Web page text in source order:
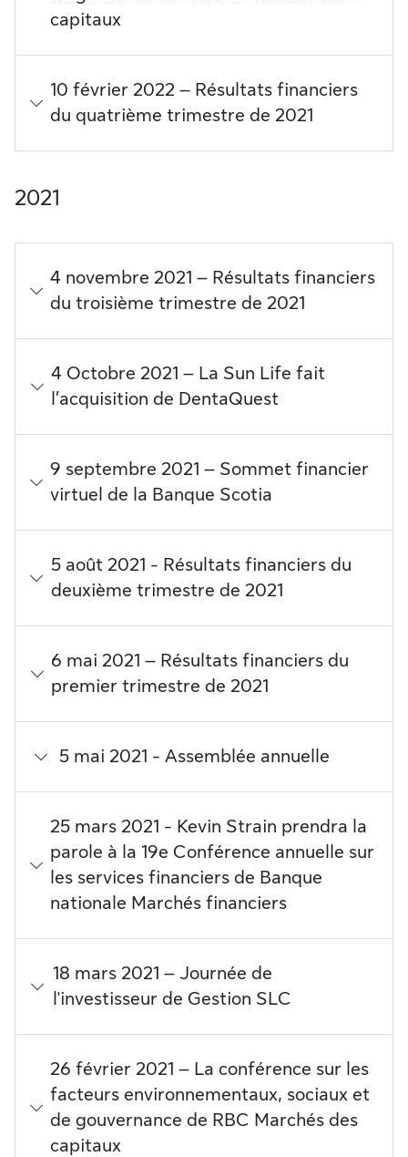
capitaux
10 février 2022 – Résultats financiers
du quatrième trimestre de 2021
2021
4 novembre 2021 – Résultats financiers
du troisième trimestre de 2021
4 Octobre 2021 – La Sun Life fait
l’acquisition de DentaQuest
9 septembre 2021 – Sommet financier
virtuel de la Banque Scotia
5 août 2021 - Résultats financiers du
deuxième trimestre de 2021
6 mai 2021 – Résultats financiers du
premier trimestre de 2021
5 mai 2021 - Assemblée annuelle
25 mars 2021 - Kevin Strain prendra la
parole à la 19e Conférence annuelle sur
les services financiers de Banque
nationale Marchés financiers
18 mars 2021 – Journée de
l'investisseur de Gestion SLC
26 février 2021 – La conférence sur les
facteurs environnementaux, sociaux et
de gouvernance de RBC Marchés des
capitaux